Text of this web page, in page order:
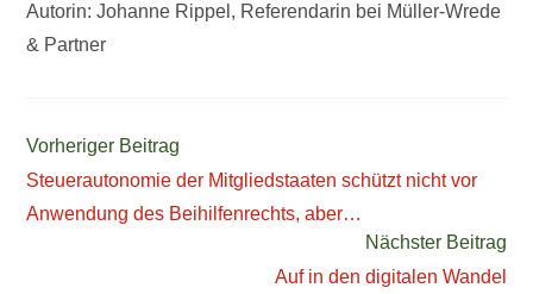
Autorin: Johanne Rippel, Referendarin bei Müller-Wrede
& Partner
WEITERE
ANSEHEN
Vorheriger Beitrag
Steuerautonomie der Mitgliedstaaten schützt nicht vor
Anwendung des Beihilfenrechts, aber…
Nächster Beitrag
Auf in den digitalen Wandel